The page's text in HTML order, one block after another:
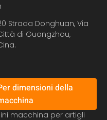
Strada Donghuan, Via
di Guangzhou,
dimensioni della
macchina per artigli